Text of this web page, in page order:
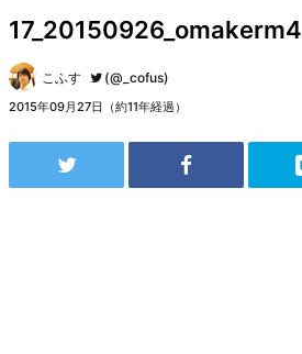
17_20150926_omakerm4
こふす (@_cofus)
2015年09月27日（約11年経過）